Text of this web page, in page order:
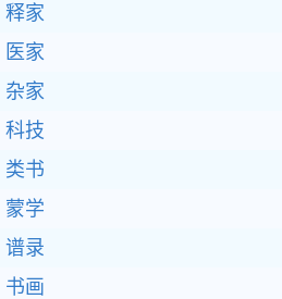
释家
医家
杂家
科技
类书
蒙学
谱录
书画